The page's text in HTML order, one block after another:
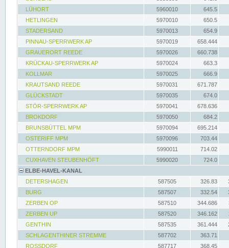
LÜHORT
5960010
645.5
HETLINGEN
5970010
650.5
STADERSAND
5970013
654.9
PINNAU-SPERRWERK AP
5970019
658.444
GRAUERORT REEDE
5970026
660.738
KRÜCKAU-SPERRWERK AP
5970024
663.3
KOLLMAR
5970025
666.9
KRAUTSAND REEDE
5970031
671.787
GLÜCKSTADT
5970035
674.0
STÖR-SPERRWERK AP
5970041
678.636
BROKDORF
5970050
684.2
BRUNSBÜTTEL MPM
5970094
695.214
OSTERIFF MPM
5970096
703.44
OTTERNDORF MPM
5990011
714.02
CUXHAVEN STEUBENHÖFT
5990020
724.0
ELBE-HAVEL-KANAL
DETERSHAGEN
587505 326.83
BURG
587507 332.54
ZERBEN OP
587510 344.686
ZERBEN UP
587520 346.162
GENTHIN
587535 361.444
SCHLAGENTHINER STREMME
587702
363.71
ROSSDORF
587717 368.45